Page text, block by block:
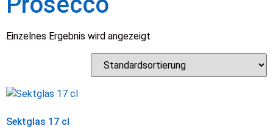
Einzelnes Ergebnis wird angezeigt
Sektglas 17 cl